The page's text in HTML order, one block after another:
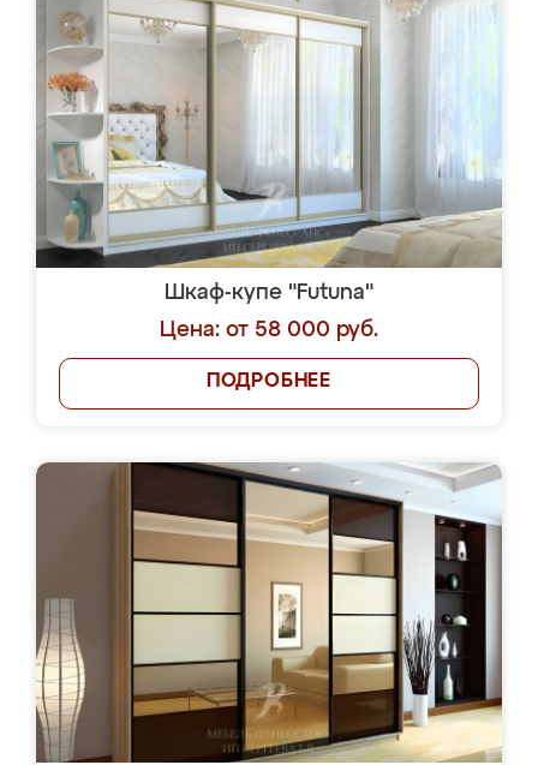
Шкаф-купе "Futuna"
Цена: от 58 000 руб.
ПОДРОБНЕЕ